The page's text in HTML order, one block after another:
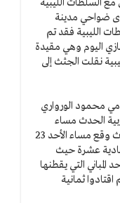
مع السلطات الليبية
ضواحي مدينة
الليبية فقد تم
اليوم وهي مقيدة
نقلت الجثث إلى
محمود الورواري
الحدث مساء
الأثنين ، أن المعلومات الأولية تفيد بأن الحادث وقع مساء الأحد 23
عشرة حيث
التي يقطنها
ثمانية